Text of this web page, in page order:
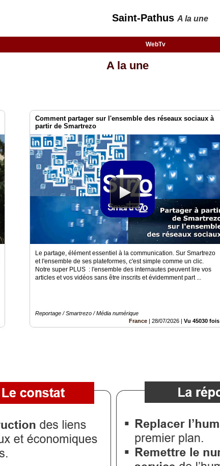
Saint-Pathus A la une
WebTv
A la une
Comment partager sur l'ensemble des réseaux sociaux à
partir de Smartrezo
Le partage, élément essentiel à la communication. Sur Smartrezo
et l'ensemble de ses plateformes, c'est simple comme un clic.
Notre super PLUS : l'ensemble des internautes peuvent lire vos
articles et vos vidéos sans être inscrits et évidemment part ...
Reportage / Smartrezo / Média numérique
France | 28/07/2026 | Vu 45030 fois